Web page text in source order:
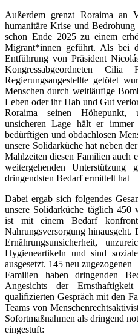
Außerdem grenzt Roraima an
humanitäre Krise und
schon Ende 2025 zu einem
Migrant*innen geführt. Als bei
Entführung von Präsident
Kongressabgeordneten
Regierungsangestellte getötet
Menschen durch weitläufige
Leben oder ihr Hab und Gut
Roraima seinen Höhepunkt,
unsicheren Lage hält er
bedürftigen und obdachlosen
unsere Solidarküche hat neben
Mahlzeiten diesen Familien auch
weitergehenden
dringendsten Bedarf ermittelt hat
Dabei ergab sich folgendes
unsere Solidarküche täglich 450
ist mit einem Bedarf
Nahrungsversorgung
Ernährungsunsicherheit,
Hygieneartikeln und sind
ausgesetzt. 145 neu zugezogenen
Familien haben dringenden
Angesichts der
qualifizierten Gespräch mit den
Teams von
Sofortmaßnahmen als dringend
eingestuft: